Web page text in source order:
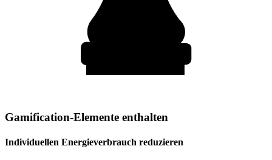
Gamification-Elemente enthalten
Individuellen Energieverbrauch reduzieren